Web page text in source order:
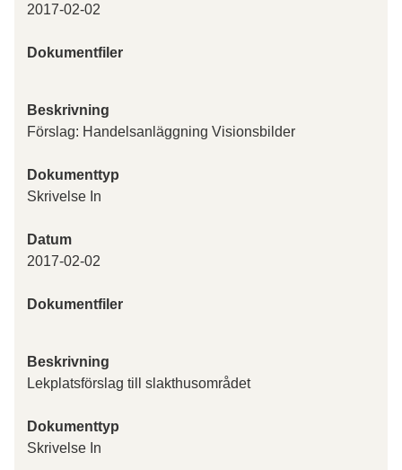
2017-02-02
Dokumentfiler
Beskrivning
Förslag: Handelsanläggning Visionsbilder
Dokumenttyp
Skrivelse In
Datum
2017-02-02
Dokumentfiler
Beskrivning
Lekplatsförslag till slakthusområdet
Dokumenttyp
Skrivelse In